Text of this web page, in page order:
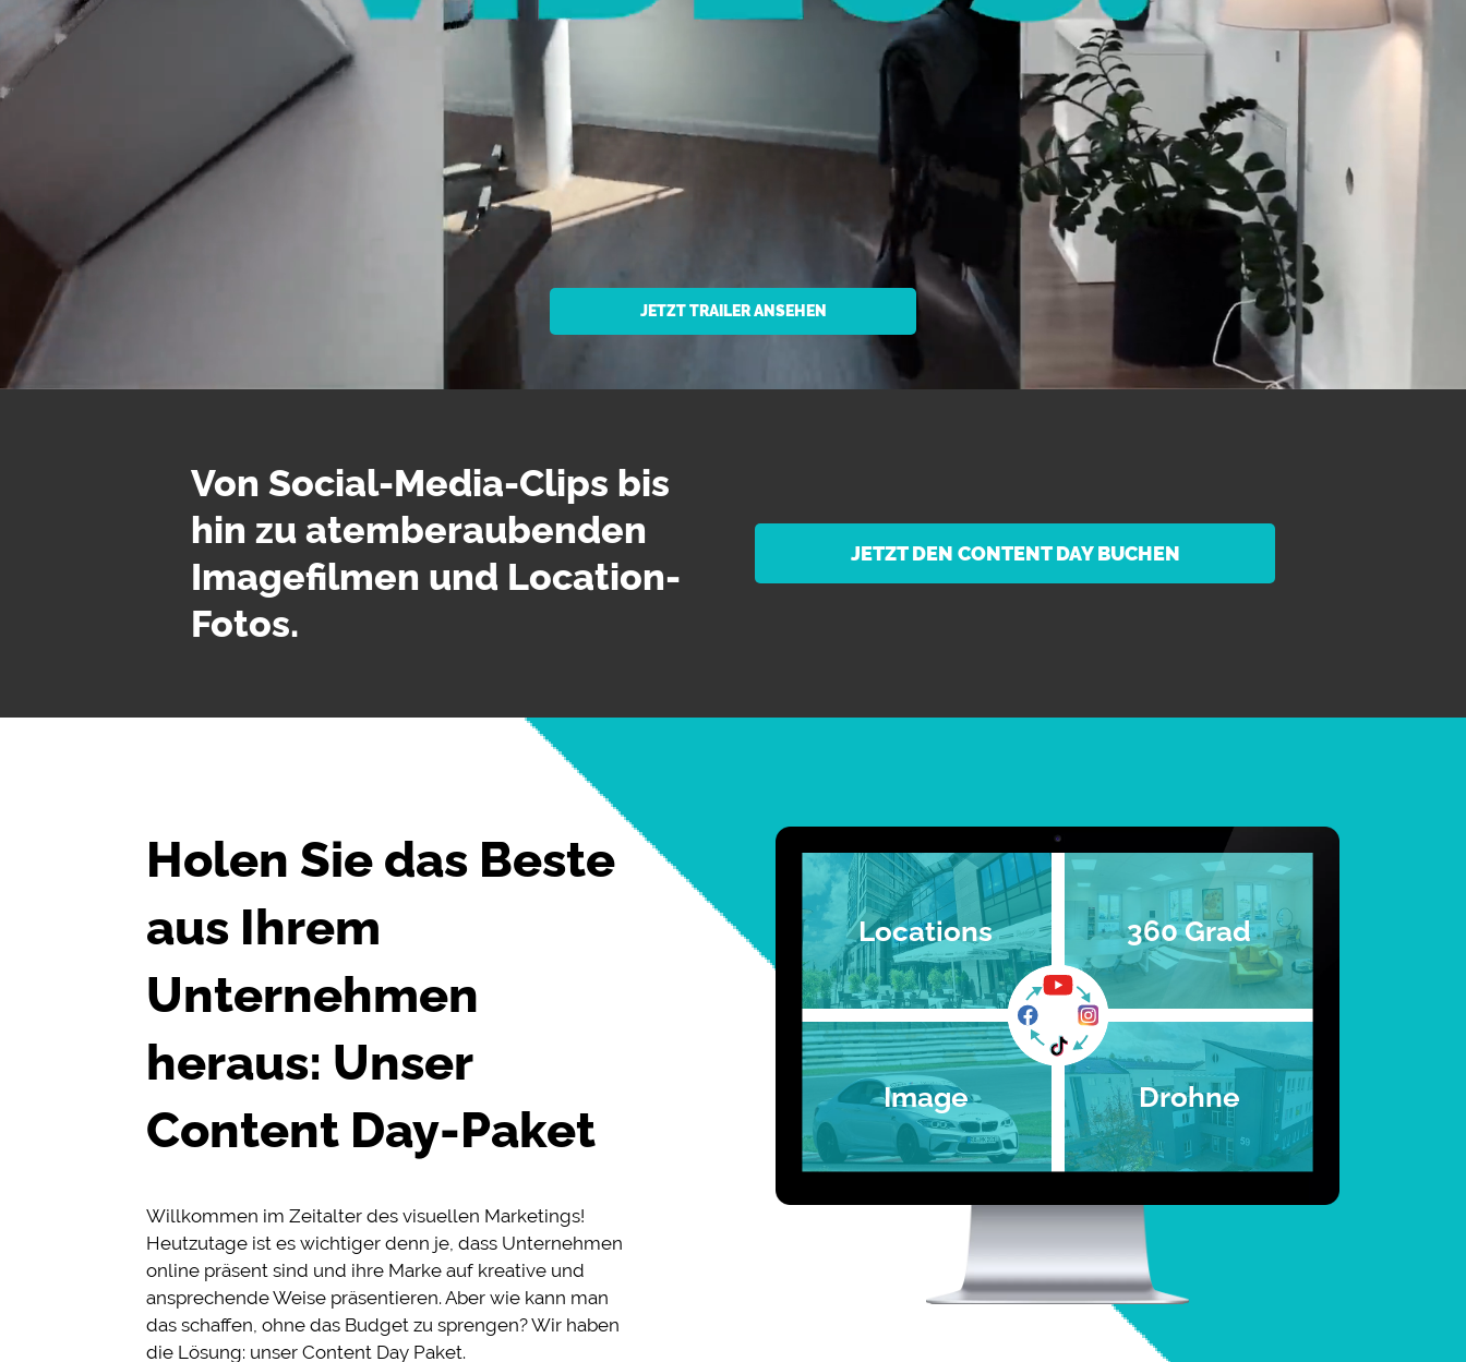
nach:
Fullservice Marketing in Deiner Sprache
JETZT TRAILER ANSEHEN
Von Social-Media-Clips bis
hin zu atemberaubenden
Imagefilmen und Location-
Fotos.
JETZT DEN CONTENT DAY BUCHEN
Holen Sie das Beste
aus Ihrem
Unternehmen
heraus: Unser
Content Day-Paket
Willkommen im Zeitalter des visuellen Marketings!
Heutzutage ist es wichtiger denn je, dass Unternehmen
online präsent sind und ihre Marke auf kreative und
ansprechende Weise präsentieren. Aber wie kann man
das schaffen, ohne das Budget zu sprengen? Wir haben
die Lösung: unser Content Day Paket.
Locations 360 Grad
Image Drohne